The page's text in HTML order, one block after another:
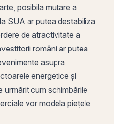
posibila mutare a
SUA ar putea destabiliza
de atractivitate a
români ar putea
asupra
energetice și
urmărit cum schimbările
vor modela piețele